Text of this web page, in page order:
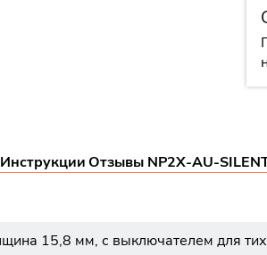
ИнструкцииОтзывы NP2X-AU-
15,8 мм, с выключателем для